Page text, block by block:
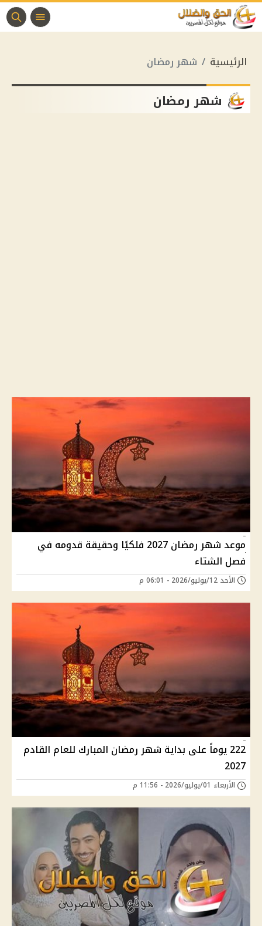
الرئيسية شهر رمضان
شهر رمضان
موعد شهر رمضان 2027 فلكيًا وحقيقة قدومه في
فصل الشتاء
الأحد 12/يوليو/2026 - 06:01 م
222 يوماً على بداية شهر رمضان المبارك للعام القادم
2027
الأربعاء 01/يوليو/2026 - 11:56 م